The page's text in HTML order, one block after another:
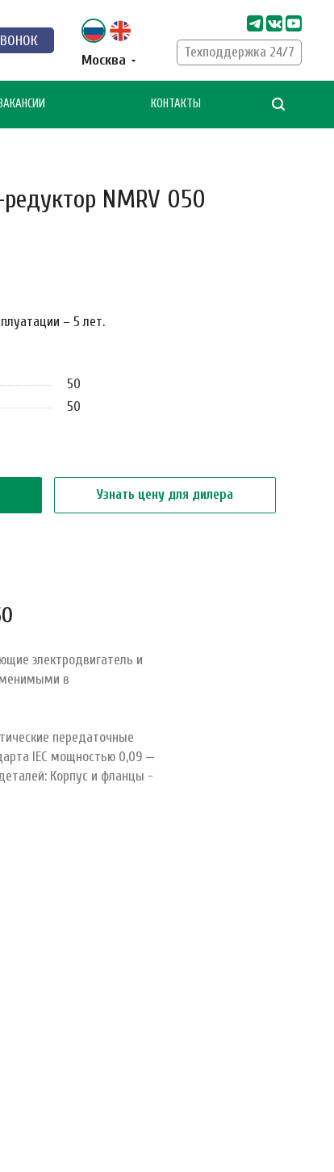
Москва
Техподдержка 24/7
КОНТАКТЫ
NMRV 050
– 5 лет.
50
50
Узнать цену для дилера
электродвигатель и
в
передаточные
IEC мощностью 0,09 —
Корпус и фланцы -